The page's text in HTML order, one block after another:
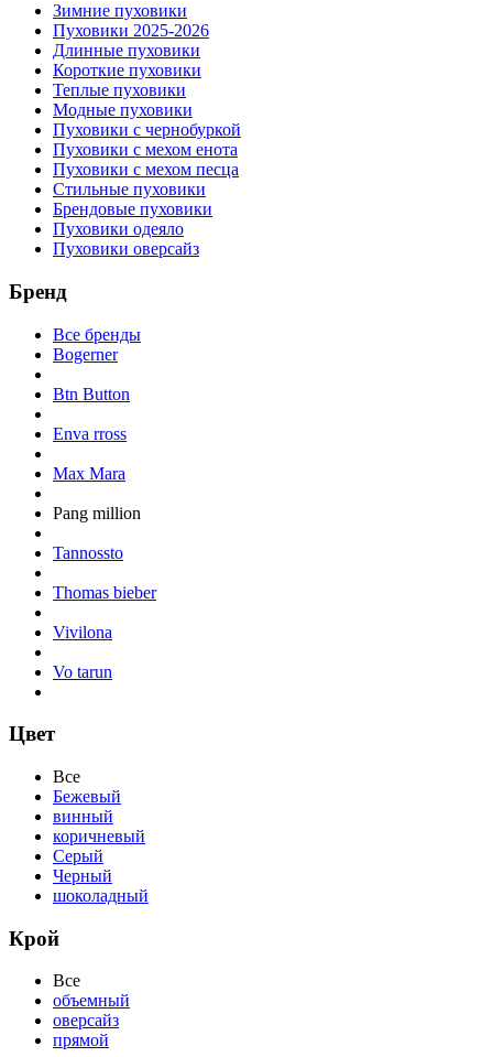
Зимние пуховики
Пуховики 2025-2026
Длинные пуховики
Короткие пуховики
Теплые пуховики
Модные пуховики
Пуховики с чернобуркой
Пуховики с мехом енота
Пуховики с мехом песца
Стильные пуховики
Брендовые пуховики
Пуховики одеяло
Пуховики оверсайз
Бренд
Все бренды
Bogerner
Btn Button
Enva rross
Max Mara
Pang million
Tannossto
Thomas bieber
Vivilona
Vo tarun
Цвет
Все
Бежевый
винный
коричневый
Серый
Черный
шоколадный
Крой
Все
объемный
оверсайз
прямой